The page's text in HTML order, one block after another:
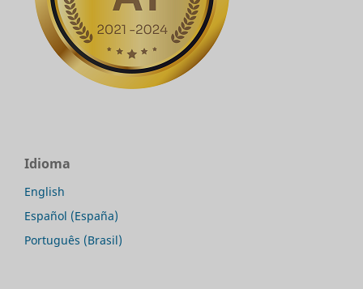
Idioma
English
Español (España)
Português (Brasil)